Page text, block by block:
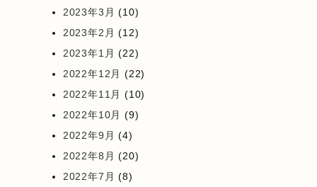
2023年3月 (10)
2023年2月 (12)
2023年1月 (22)
2022年12月 (22)
2022年11月 (10)
2022年10月 (9)
2022年9月 (4)
2022年8月 (20)
2022年7月 (8)